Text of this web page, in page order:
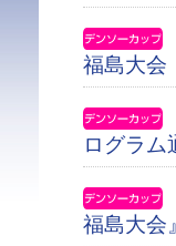
福島大会
ログラム
福島大会